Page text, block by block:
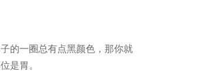
的一圈总有点黑颜色，那你就
是胃。